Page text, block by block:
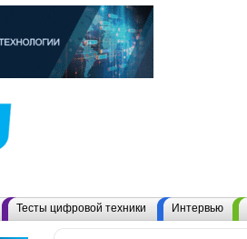
Тесты цифровой техники Интервью